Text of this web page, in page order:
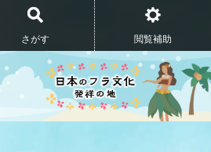
さがす 閲覧補助